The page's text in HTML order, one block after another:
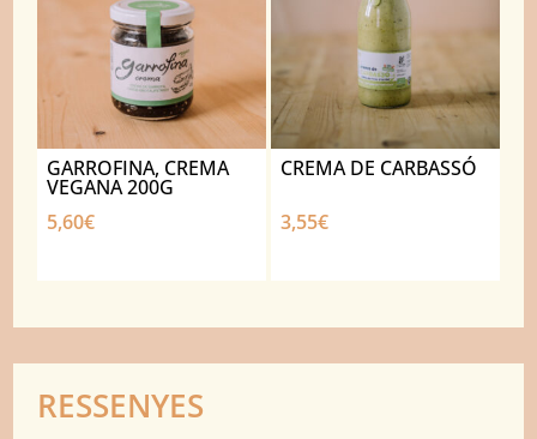
GARROFINA, CREMA
VEGANA 200G
5,60€
CREMA DE CARBASSÓ
3,55€
RESSENYES